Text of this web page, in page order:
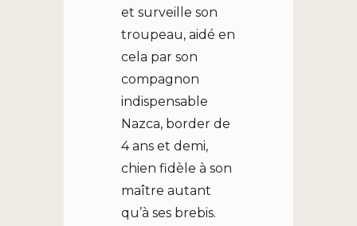
et surveille son
troupeau, aidé en
cela par son
compagnon
indispensable
Nazca, border de
4 ans et demi,
chien fidèle à son
maître autant
qu’à ses brebis.